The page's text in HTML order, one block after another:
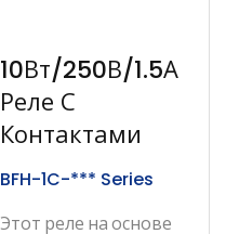
10Вт/250В/1.5А
Реле С
Контактами
BFH-1C-*** Series
Этот реле на основе